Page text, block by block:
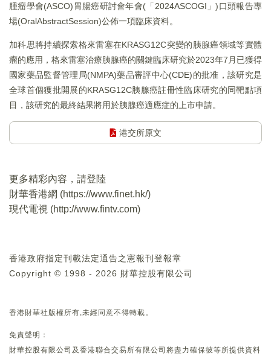
腫瘤學會(ASCO)胃腸癌研討會年會(「2024ASCOGI」)口頭報告專
場(OralAbstractSession)公佈一項臨床資料。
加科思將持續探索格來雷塞在KRASG12C突變的胰腺癌領域等實體
瘤的應用，格來雷塞治療胰腺癌的關鍵臨床研究於2023年7月已獲得
國家藥品監督管理局(NMPA)藥品審評中心(CDE)的批准，該研究是
全球首個獲批開展的KRASG12C胰腺癌註冊性臨床研究的同靶點項
目，該研究的最終結果將用於胰腺癌適應症的上市申請。
港交所原文
更多精彩內容，請登陸
財華香港網 (https://www.finet.hk/)
現代電視 (http://www.fintv.com)
香港政府指定刊載法定通告之憲報刊登報章
Copyright © 1998 - 2026 財華控股有限公司
香港財華社版權所有,未經同意不得轉載。
免責聲明：
財華控股有限公司及香港聯合交易所有限公司將盡力確保彼等所提供資料